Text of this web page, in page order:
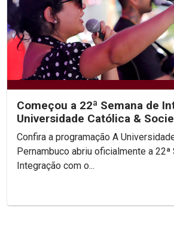
Começou a 22ª Semana de
Universidade Católica &
Confira a programação A Universidade Católica de
Pernambuco abriu oficialmente a 22ª
Integração com o...